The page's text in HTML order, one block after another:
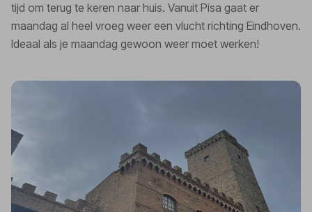
tijd om terug te keren naar huis. Vanuit Pisa gaat er
maandag al heel vroeg weer een vlucht richting Eindhoven.
Ideaal als je maandag gewoon weer moet werken!